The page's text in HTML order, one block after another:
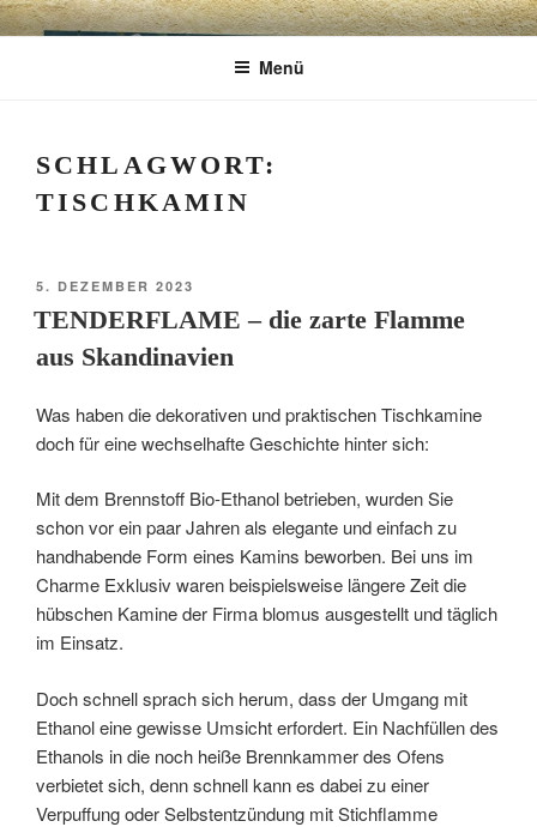
Zum
InhaltCHARME
Geschenkartikel & Kunstobjekte in Bad
Menü
SCHLAGWORT:
TISCHKAMIN
VERÖFFENTLICHT
5. DEZEMBER 2023
TENDERFLAME – die zarte Flamme
aus Skandinavien
Was haben die dekorativen und praktischen Tischkamine
doch für eine wechselhafte Geschichte hinter sich:
Mit dem Brennstoff Bio-Ethanol betrieben, wurden Sie
schon vor ein paar Jahren als elegante und einfach zu
handhabende Form eines Kamins beworben. Bei uns im
Charme Exklusiv waren beispielsweise längere Zeit die
hübschen Kamine der Firma blomus ausgestellt und täglich
im Einsatz.
Doch schnell sprach sich herum, dass der Umgang mit
Ethanol eine gewisse Umsicht erfordert. Ein Nachfüllen des
Ethanols in die noch heiße Brennkammer des Ofens
verbietet sich, denn schnell kann es dabei zu einer
Verpuffung oder Selbstentzündung mit Stichflamme